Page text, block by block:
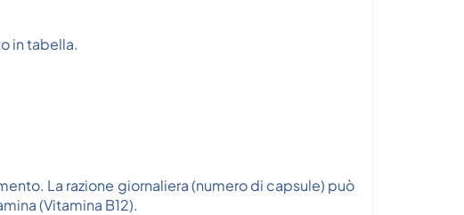
in tabella.
La razione giornaliera (numero di capsule) può
(Vitamina B12).